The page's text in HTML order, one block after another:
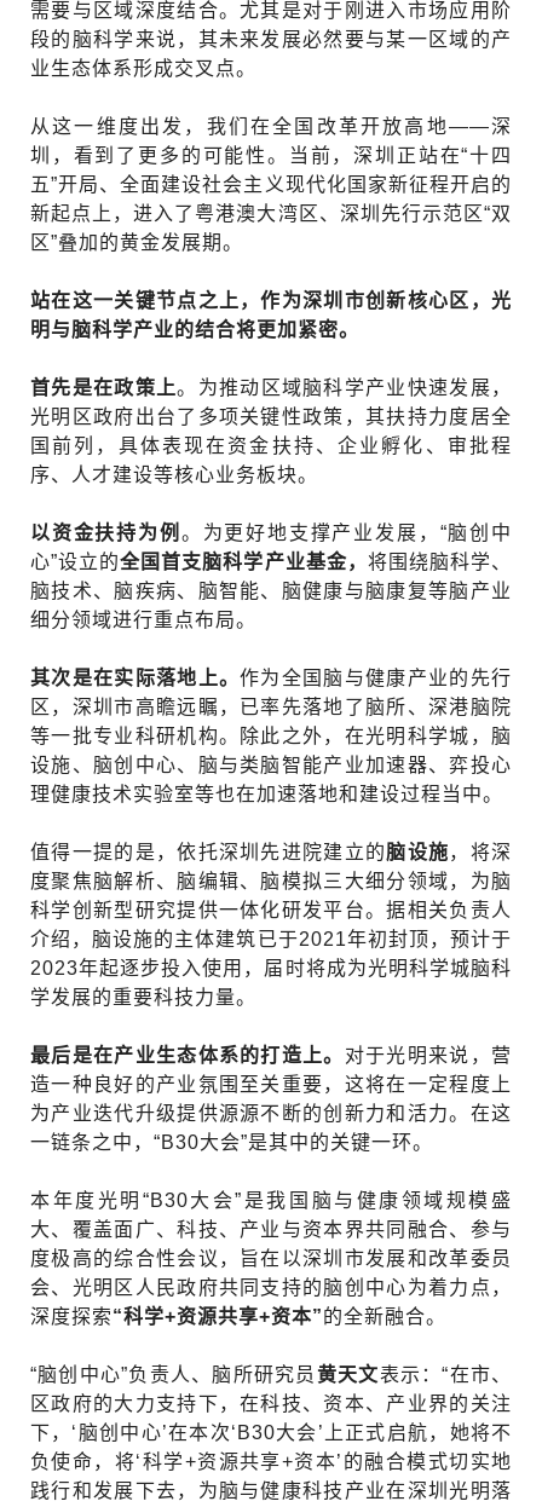
需要与区域深度结合。尤其是对于刚进入市场应用阶
段的脑科学来说，其未来发展必然要与某一区域的产
业生态体系形成交叉点。
从这一维度出发，我们在全国改革开放高地——深
圳，看到了更多的可能性。当前，深圳正站在“十四
五”开局、全面建设社会主义现代化国家新征程开启的
新起点上，进入了粤港澳大湾区、深圳先行示范区“双
区”叠加的黄金发展期。
站在这一关键节点之上，作为深圳市创新核心区，光
明与脑科学产业的结合将更加紧密。
首先是在政策上。为推动区域脑科学产业快速发展，
光明区政府出台了多项关键性政策，其扶持力度居全
国前列，具体表现在资金扶持、企业孵化、审批程
序、人才建设等核心业务板块。
以资金扶持为例 。为更好地支撑产业发展，“脑创中
心”设立的全国首支脑科学产业基金， 将围绕脑科学、
脑技术、脑疾病、脑智能、脑健康与脑康复等脑产业
细分领域进行重点布局。
其次是在实际落地上。作为全国脑与健康产业的先行
区，深圳市高瞻远瞩，已率先落地了脑所、深港脑院
等一批专业科研机构。除此之外，在光明科学城，脑
设施、脑创中心、脑与类脑智能产业加速器、弈投心
理健康技术实验室等也在加速落地和建设过程当中。
值得一提的是，依托深圳先进院建立的脑设施，将深
度聚焦脑解析、脑编辑、脑模拟三大细分领域，为脑
科学创新型研究提供一体化研发平台。据相关负责人
介绍，脑设施的主体建筑已于2021年初封顶，预计于
2023年起逐步投入使用，届时将成为光明科学城脑科
学发展的重要科技力量。
最后是在产业生态体系的打造上。 对于光明来说，营
造一种良好的产业氛围至关重要，这将在一定程度上
为产业迭代升级提供源源不断的创新力和活力。在这
一链条之中，“B30大会”是其中的关键一环。
本年度光明“B30大会”是我国脑与健康领域规模盛
大、覆盖面广、科技、产业与资本界共同融合、参与
度极高的综合性会议，旨在以深圳市发展和改革委员
会、光明区人民政府共同支持的脑创中心为着力点，
深度探索“科学+资源共享+资本”的全新融合。
“脑创中心”负责人、脑所研究员 黄天文表示：“在市、
区政府的大力支持下，在科技、资本、产业界的关注
下，‘脑创中心’在本次‘B30大会’上正式启航，她将不
负使命，将‘科学+资源共享+资本’的融合模式切实地
践行和发展下去，为脑与健康科技产业在深圳光明落